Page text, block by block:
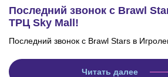
Последний звонок с Brawl
ТРЦ Sky Mall!
Последний звонок с Brawl Stars в
Читать далее